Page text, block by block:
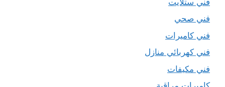
فني صحي
فني كاميرات
فني كهربائي منازل
فني مكيفات